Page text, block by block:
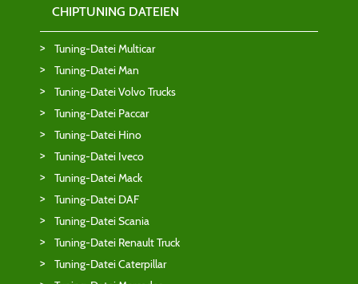
CHIPTUNING DATEIEN
Tuning-Datei Multicar
Tuning-Datei Man
Tuning-Datei Volvo Trucks
Tuning-Datei Paccar
Tuning-Datei Hino
Tuning-Datei Iveco
Tuning-Datei Mack
Tuning-Datei DAF
Tuning-Datei Scania
Tuning-Datei Renault Truck
Tuning-Datei Caterpillar